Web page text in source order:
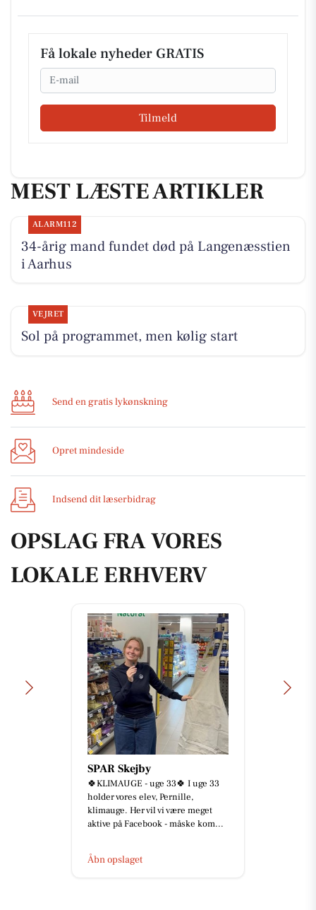
Få lokale nyheder GRATIS
Email
Tilmeld
MEST LÆSTE ARTIKLER
ALARM112
34-årig mand fundet død på Langenæsstien
i Aarhus
VEJRET
Sol på programmet, men kølig start
Send en gratis lykønskning
Opret mindeside
Indsend dit læserbidrag
OPSLAG FRA VORES
LOKALE ERHVERV
SPAR Skejby
🍀KLIMAUGE - uge 33🍀 I uge 33
holder vores elev, Pernille,
klimauge. Her vil vi være meget
aktive på Facebook - måske kom...
Åbn opslaget